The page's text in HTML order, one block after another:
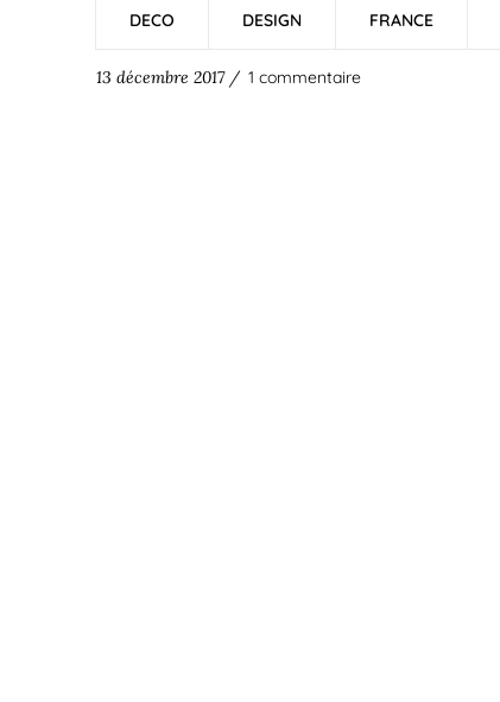
DECO DESIGN FRANCE
13 décembre 2017 / 1 commentaire